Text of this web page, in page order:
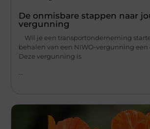
De onmisbare stappen naar
vergunning
Wil je een transportonderneming
behalen van een NIWO-vergunning een
Deze vergunning is
...